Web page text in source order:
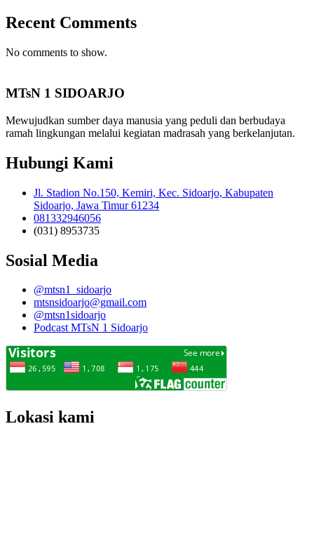
Recent Comments
No comments to show.
MTsN 1 SIDOARJO
Mewujudkan sumber daya manusia yang peduli dan berbudaya
ramah lingkungan melalui kegiatan madrasah yang berkelanjutan.
Hubungi Kami
Jl. Stadion No.150, Kemiri, Kec. Sidoarjo, Kabupaten
Sidoarjo, Jawa Timur 61234
081332946056
(031) 8953735
Sosial Media
@mtsn1_sidoarjo
mtsnsidoarjo@gmail.com
@mtsn1sidoarjo
Podcast MTsN 1 Sidoarjo
Lokasi kami